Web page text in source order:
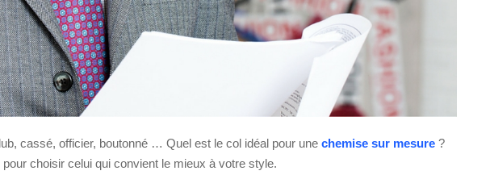
cassé, officier, boutonné … Quel est le col idéal pour une chemise sur mesure ?
pour choisir celui qui convient le mieux à votre style.